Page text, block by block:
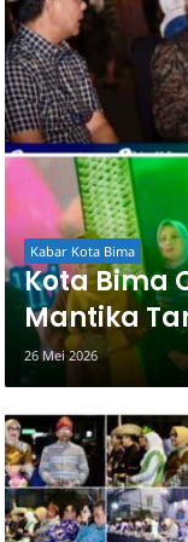
Kabar Kota Bima
Kota Bima
Mantika
26 Mei 2026